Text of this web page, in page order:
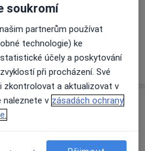
cenách nejsou k dispozici
žádné informace o
službách.
soukromí
partnerům používat
technologie) ke
účely a poskytování
při procházení. Své
zkontrolovat a aktualizovat v
naleznete v zásadách ochrany